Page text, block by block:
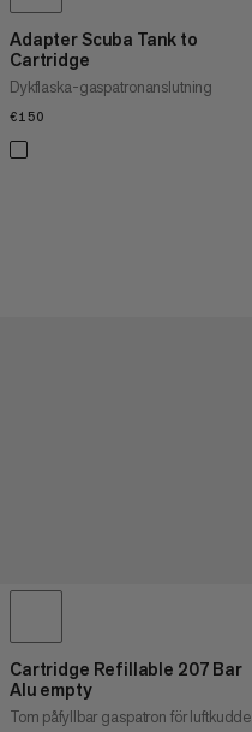
Adapter Scuba Tank to
Cartridge
Dykflaska-gaspatronanslutning
€150
Cartridge Refillable 207 Bar
Alu empty
Tom påfyllbar gaspatron för luftkudde